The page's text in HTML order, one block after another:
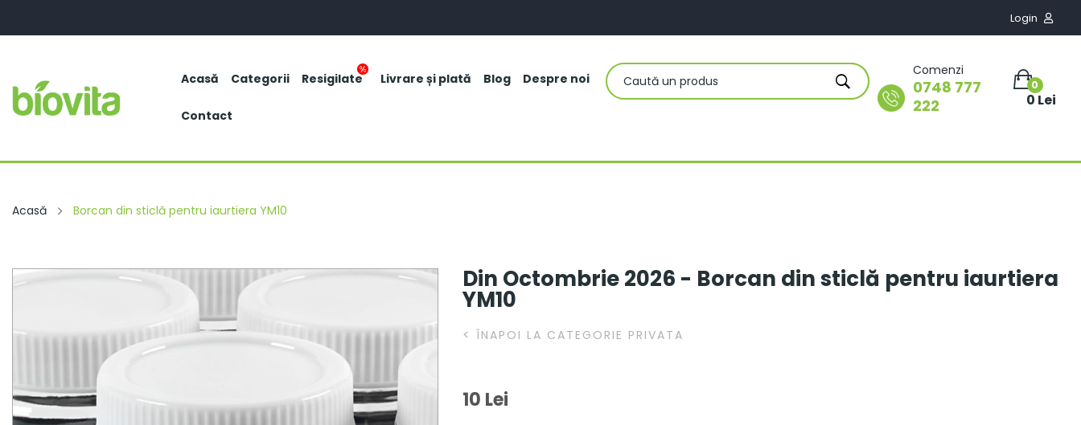
Login 
Acasă Categorii Resigilate Livrare și plată Blog Despre noi
Contact
0
0 Lei
Comenzi
0748 777
222
Acasă Borcan din sticlă pentru iaurtiera YM10
Din Octombrie 2026 - Borcan din sticlă pentru iaurtiera
YM10
< ÎNAPOI LA CATEGORIE PRIVATA
10 Lei